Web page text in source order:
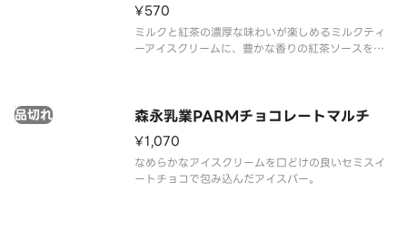
¥570
ミルクと紅茶の濃厚な味わいが楽しめるミルクティ
ーアイスクリームに、豊かな香りの紅茶ソースを合
森永乳業PARMチョコレートマルチ
品切れ
¥1,070
なめらかなアイスクリームを口どけの良いセミスイ
ートチョコで包み込んだアイスバー。